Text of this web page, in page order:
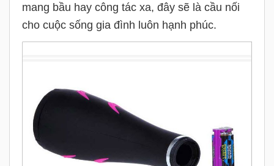
mang bầu hay công tác xa, đây sẽ là cầu nối
cho cuộc sống gia đình luôn hạnh phúc.